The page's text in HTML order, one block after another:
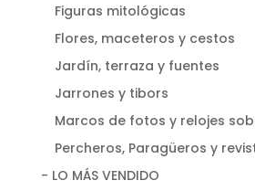
Figuras mitológicas
Flores, maceteros y cestos
Jardín, terraza y fuentes
Jarrones y tibors
Marcos de fotos y relojes
Percheros, Paragüeros y
- LO MÁS VENDIDO